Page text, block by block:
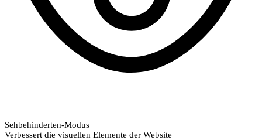
Sehbehinderten-Modus
Verbessert die visuellen Elemente der Website